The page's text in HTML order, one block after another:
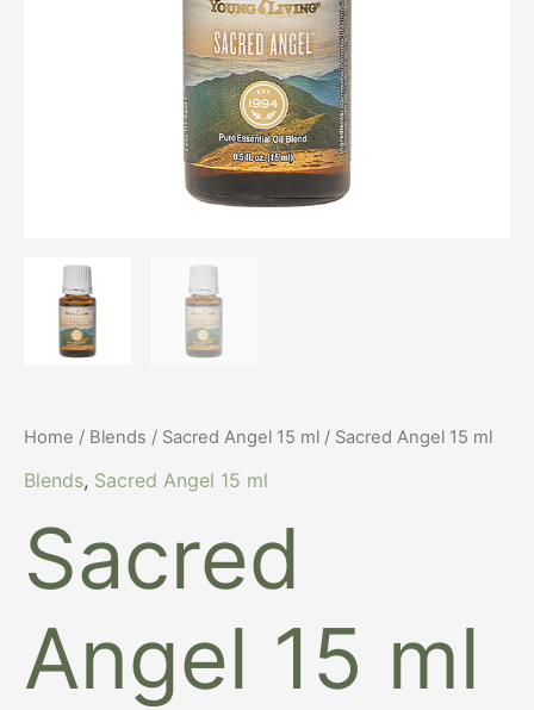
Home / Blends / Sacred Angel 15 ml / Sacred Angel 15 ml
Blends, Sacred Angel 15 ml
Sacred
Angel 15 ml